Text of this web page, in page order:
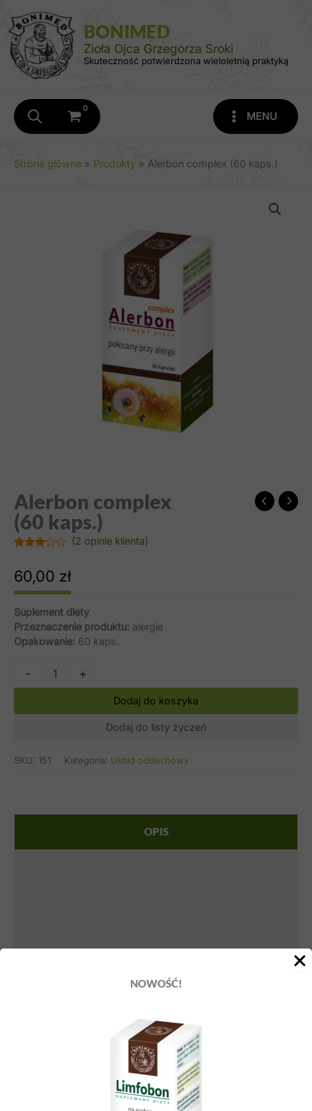
NOWOŚĆ!
do
treści
BONIMED
Zioła Ojca Grzegorza Sroki
Skuteczność potwierdzona wieloletnią praktyką
MENU
Strona główna Produkty Alerbon complex (60 kaps.)
Alerbon complex
(60 kaps.)
5 na
podstawie
ocen
(2 opinie klienta)
60,00 zł
Suplement diety
Przeznaczenie produktu: alergie
Opakowanie: 60 kaps.
- +
Dodaj do koszyka
Dodaj do listy życzeń
SKU: 151 Kategoria: Układ oddechowy
OPIS
Imbir wspomaga układ odpornościowy poprzez działanie
immunomodulujące i redukujące stan zapalny. Wspiera
utrzymanie równowagi immunologicznej układu
oddechowego, sprzyja zdrowiu oskrzeli oraz normalizacji
procesu oddychania. Pachnotka wspomaga odporność